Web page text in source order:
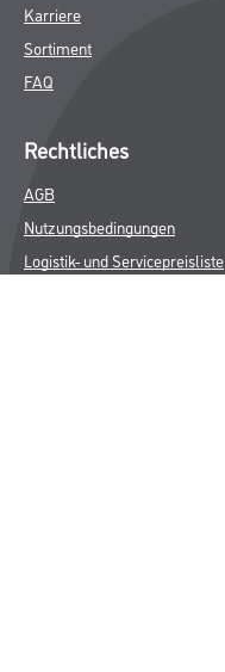
Karriere
Sortiment
FAQ
Rechtliches
AGB
Nutzungsbedingungen
Logistik- und Servicepreisliste